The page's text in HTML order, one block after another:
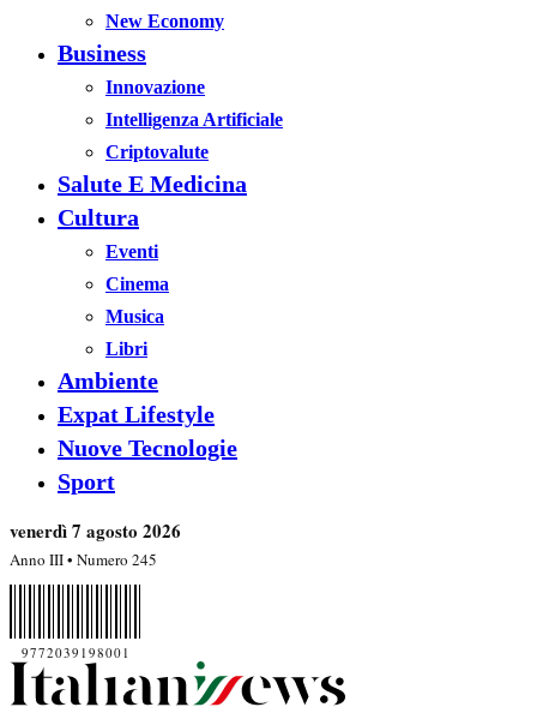
New Economy
Business
Innovazione
Intelligenza Artificiale
Criptovalute
Salute E Medicina
Cultura
Eventi
Cinema
Musica
Libri
Ambiente
Expat Lifestyle
Nuove Tecnologie
Sport
venerdì 7 agosto 2026
Anno III • Numero 245
9772039198001